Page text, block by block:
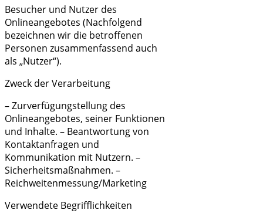
Besucher und Nutzer des
Onlineangebotes (Nachfolgend
bezeichnen wir die betroffenen
Personen zusammenfassend auch
als „Nutzer“).
Zweck der Verarbeitung
– Zurverfügungstellung des
Onlineangebotes, seiner Funktionen
und Inhalte. – Beantwortung von
Kontaktanfragen und
Kommunikation mit Nutzern. –
Sicherheitsmaßnahmen. –
Reichweitenmessung/Marketing
Verwendete Begrifflichkeiten